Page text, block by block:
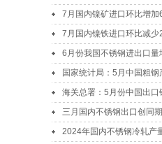
7月国内镍矿进口环比增
7月国内镍铁进口环比减
6月份我国不锈钢进出口量
国家统计局：5月中国粗
海关总署：5月份中国出
三月国内不锈钢出口创同
2024年国内不锈钢冷轧产